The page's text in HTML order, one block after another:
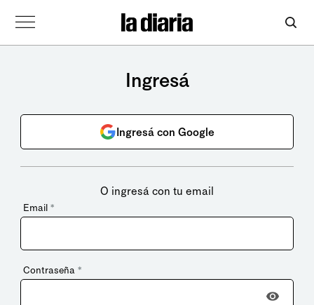
Ingresá
Ingresá con Google
O ingresá con tu email
Email *
Contraseña *